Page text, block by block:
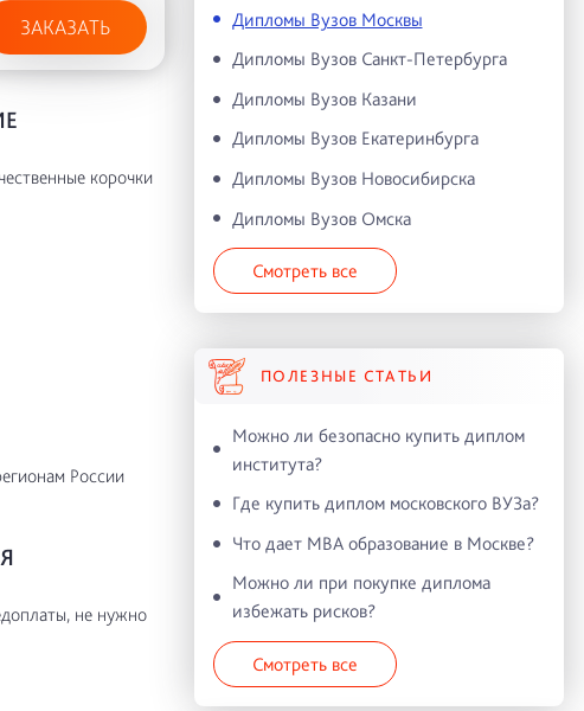
ЗАКАЗАТЬ
корочки
России
не нужно
Дипломы Вузов Москвы
Дипломы Вузов Санкт-Петербурга
Дипломы Вузов Казани
Дипломы Вузов Екатеринбурга
Дипломы Вузов Новосибирска
Дипломы Вузов Омска
Смотреть все
ПОЛЕЗНЫЕ СТАТЬИ
Можно ли безопасно купить диплом
института?
Где купить диплом московского ВУЗа?
Что дает MBA образование в Москве?
Можно ли при покупке диплома
избежать рисков?
Смотреть все